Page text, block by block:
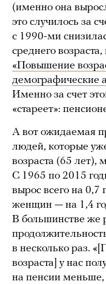
(именно она
это случилось за
с 1990-ми
среднего
«Повышение
демографические
Именно за счет
«стареет»:
А вот ожидаемая
людей, которые
возраста (65 лет),
С 1965 по 2015
вырос всего на 0,7
женщин — на 1,4
В большинстве же
в несколько раз.
возраста] у нас
на пенсии